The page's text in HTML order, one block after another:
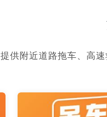
提供附近道路拖车、高